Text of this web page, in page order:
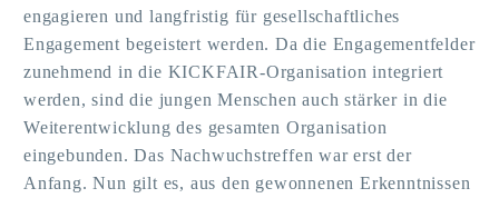
engagieren und langfristig für gesellschaftliches
Engagement begeistert werden. Da die Engagementfelder
zunehmend in die KICKFAIR-Organisation integriert
werden, sind die jungen Menschen auch stärker in die
Weiterentwicklung des gesamten Organisation
eingebunden. Das Nachwuchstreffen war erst der
Anfang. Nun gilt es, aus den gewonnenen Erkenntnissen